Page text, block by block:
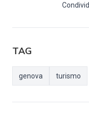
TAG
genova turismo